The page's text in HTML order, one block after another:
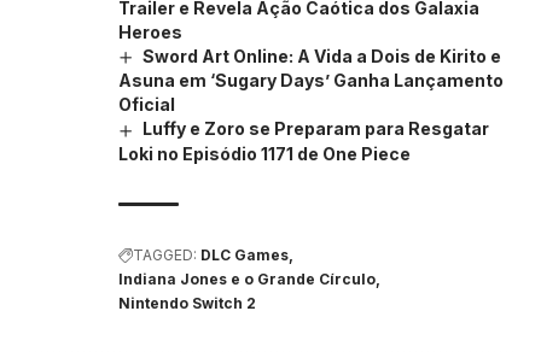
Trailer e Revela Ação Caótica dos Galaxia
Heroes
Sword Art Online: A Vida a Dois de Kirito e
Asuna em ‘Sugary Days’ Ganha Lançamento
Oficial
Luffy e Zoro se Preparam para Resgatar
Loki no Episódio 1171 de One Piece
TAGGED: DLC Games
Indiana Jones e o Grande Círculo
Nintendo Switch 2